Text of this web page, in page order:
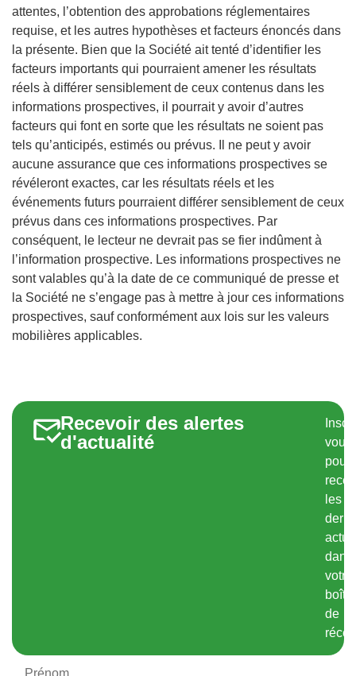
attentes, l’obtention des approbations réglementaires
requise, et les autres hypothèses et facteurs énoncés dans
la présente. Bien que la Société ait tenté d’identifier les
facteurs importants qui pourraient amener les résultats
réels à différer sensiblement de ceux contenus dans les
informations prospectives, il pourrait y avoir d’autres
facteurs qui font en sorte que les résultats ne soient pas
tels qu’anticipés, estimés ou prévus. Il ne peut y avoir
aucune assurance que ces informations prospectives se
révéleront exactes, car les résultats réels et les
événements futurs pourraient différer sensiblement de ceux
prévus dans ces informations prospectives. Par
conséquent, le lecteur ne devrait pas se fier indûment à
l’information prospective. Les informations prospectives ne
sont valables qu’à la date de ce communiqué de presse et
la Société ne s’engage pas à mettre à jour ces informations
prospectives, sauf conformément aux lois sur les valeurs
mobilières applicables.
Recevoir des alertes
d'actualité
vous
pour
les
dans
votre
boîte
de